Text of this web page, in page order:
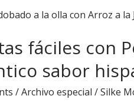
fáciles con
sabor
/Archivo especial /Silke